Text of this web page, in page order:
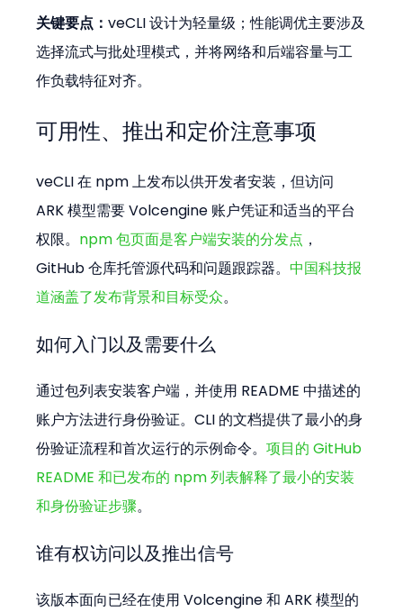
关键要点：veCLI 设计为轻量级；性能调优主要涉及
选择流式与批处理模式，并将网络和后端容量与工
作负载特征对齐。
可用性、推出和定价注意事项
veCLI 在 npm 上发布以供开发者安装，但访问
ARK 模型需要 Volcengine 账户凭证和适当的平台
权限。 npm 包页面是客户端安装的分发点 ，
GitHub 仓库托管源代码和问题跟踪器。中国科技报
道涵盖了发布背景和目标受众。
如何入门以及需要什么
通过包列表安装客户端，并使用 README 中描述的
账户方法进行身份验证。CLI 的文档提供了最小的身
份验证流程和首次运行的示例命令。项目的 GitHub
README 和已发布的 npm 列表解释了最小的安装
和身份验证步骤。
谁有权访问以及推出信号
该版本面向已经在使用 Volcengine 和 ARK 模型的